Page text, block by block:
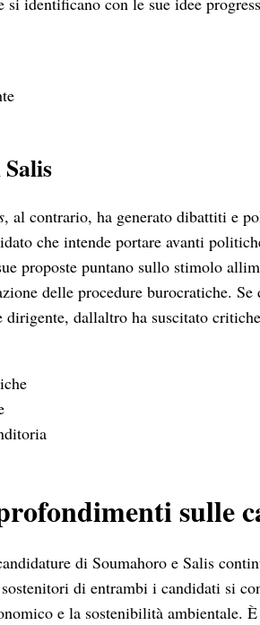
, al contrario, ha generato dibattiti e
che intende portare avanti
proposte puntano sullo stimolo
delle procedure burocratiche.
dallaltro ha suscitato
sulle
di Soumahoro e Salis
di entrambi i candidati si
e la sostenibilità ambientale.